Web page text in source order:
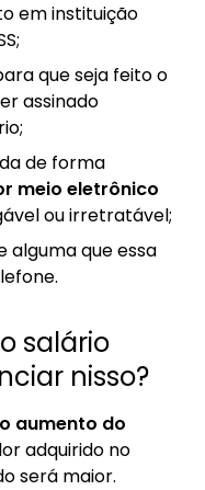
em instituição
que seja feito o
assinado
de forma
meio eletrônico
ou irretratável;
alguma que essa
salário
nisso?
aumento do
adquirido no
será maior.